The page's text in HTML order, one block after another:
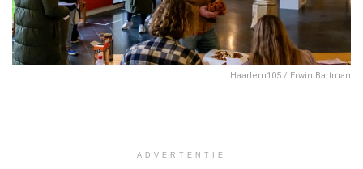
Haarlem105 / Erwin Bartman
ADVERTENTIE